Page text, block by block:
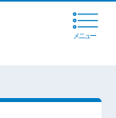
メニュー